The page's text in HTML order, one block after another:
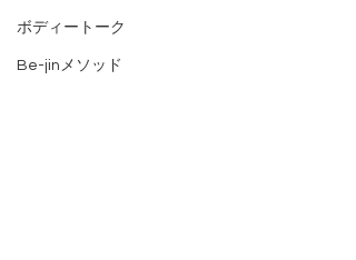
ボディートーク
Be-jinメソッド